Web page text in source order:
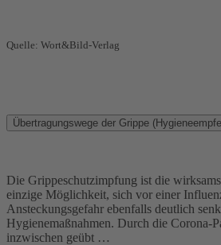
Quelle: Wort&Bild-Verlag
Übertragungswege der Grippe
Die Grippeschutzimpfung ist die
einzige Möglichkeit, sich vor einer
Ansteckungsgefahr ebenfalls deutlich
Hygienemaßnahmen. Durch die Corona-
inzwischen geübt …